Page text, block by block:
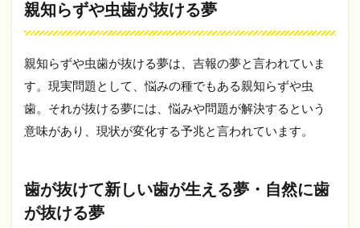
てス
リし
分に
なる
2
売の
宝く
じを
親知らずや虫歯が抜ける夢
親知らずや虫歯が抜ける夢は、吉報の夢と言われていま
す。現実問題として、悩みの種でもある親知らずや虫
歯。それが抜ける夢には、悩みや問題が解決するという
意味があり、現状が変化する予兆と言われています。
歯が抜けて新しい歯が生える夢・自然に歯
が抜ける夢